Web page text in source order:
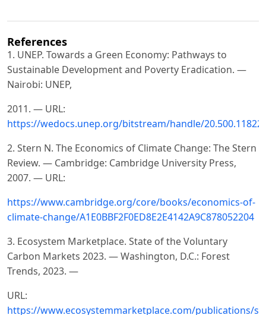
References
1. UNEP. Towards a Green Economy: Pathways to
Sustainable Development and Poverty Eradication. —
Nairobi: UNEP,
2011. — URL:
https://wedocs.unep.org/bitstream/handle/
2. Stern N. The Economics of Climate Change: The Stern
Review. — Cambridge: Cambridge University Press,
2007. — URL:
https://www.cambridge.org/core/books/economics-of-
climate-change/A1E0BBF2F0ED8E2E4142A9C878052204
3. Ecosystem Marketplace. State of the Voluntary
Carbon Markets 2023. — Washington, D.C.: Forest
Trends, 2023. —
URL:
https://www.ecosystemmarketplace.com/publications/